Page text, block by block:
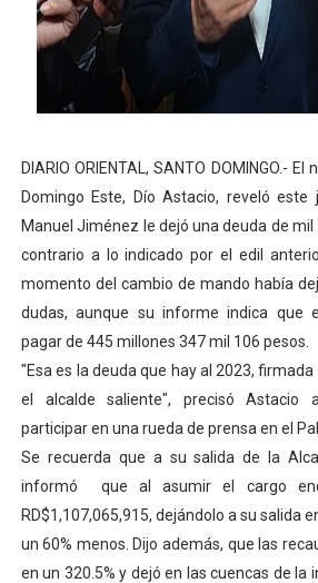
Capitán Avispa ; detalles que no
DELEGACIÓN DE MÉXICO
Alcaldía del DN y Fundación
Inespre inicia venta de combos
DIPLAN presenta logros
DIARIO ORIENTAL, SANTO DOMINGO.-
Domingo Este, Dío Astacio, reveló
Manuel Jiménez le dejó una deuda de
contrario a lo indicado por el edil
momento del cambio de mando había
dudas, aunque su informe indica que
pagar de 445 millones 347 mil 106 pesos.
"Esa es la deuda que hay al 2023,
el alcalde saliente", precisó Astacio
participar en una rueda de prensa en el
Se recuerda que a su salida de la
informó que al asumir el cargo
RD$1,107,065,915, dejándolo a su salida
un 60% menos. Dijo además, que las
en un 320.5% y dejó en las cuencas de la